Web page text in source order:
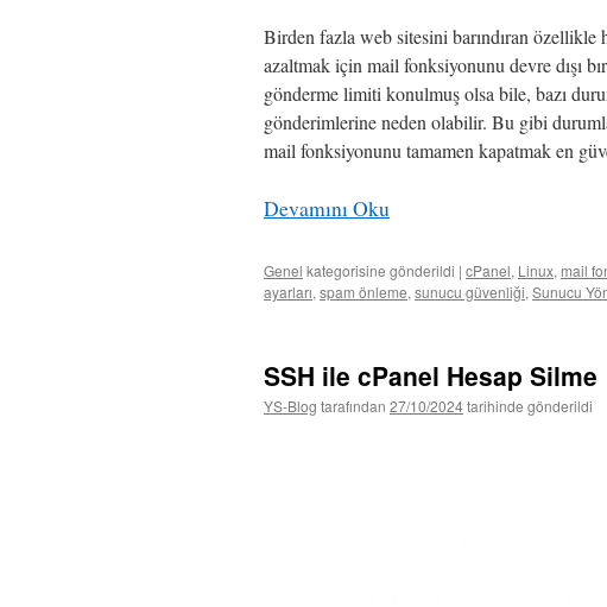
Birden fazla web sitesini barındıran
azaltmak için mail fonksiyonunu devre dışı
gönderme limiti konulmuş olsa bile, bazı
gönderimlerine neden olabilir. Bu gibi
mail fonksiyonunu tamamen kapatmak en
Devamını Oku
Genel kategorisine gönderildi | cPanel, Linux, mail
ayarları, spam önleme, sunucu güvenliği, Sunucu
SSH ile cPanel Hesap Silme
YS-Blog tarafından 27/10/2024tarihinde gönderildi